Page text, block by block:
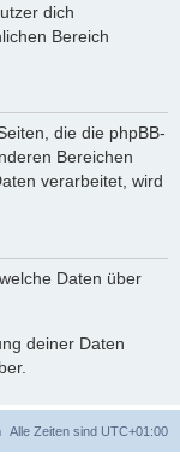
dich
Bereich
die die phpBB-
Bereichen
verarbeitet, wird
Daten über
deiner Daten
Alle Zeiten sind UTC+01:00